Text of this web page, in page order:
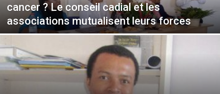
cancer ? Le conseil cadial et les
associations mutualisent leurs forces